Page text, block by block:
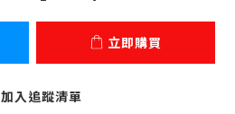
立即購買
加入追蹤清單